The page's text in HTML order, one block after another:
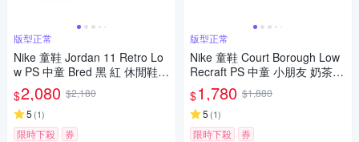
版型正常
Nike 童鞋 Jordan 11 Retro Lo
w PS 中童 Bred 黑 紅 休閒鞋 A
J11 FV5116-006
$2,080 $2,180
5 (1)
限時下殺 券
版型正常
Nike 童鞋 Court Borough Low
Recraft PS 中童 小朋友 奶茶色
紅 休閒鞋 FZ4522-100
$1,780 $1,880
5 (1)
限時下殺 券